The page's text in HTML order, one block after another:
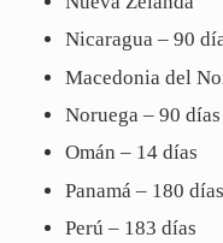
Nicaragua – 90
Macedonia del
Noruega – 90 días
Omán – 14 días
Panamá – 180 días
Perú – 183 días